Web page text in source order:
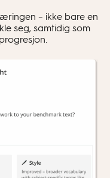
– ikke bare en
seg, samtidig som